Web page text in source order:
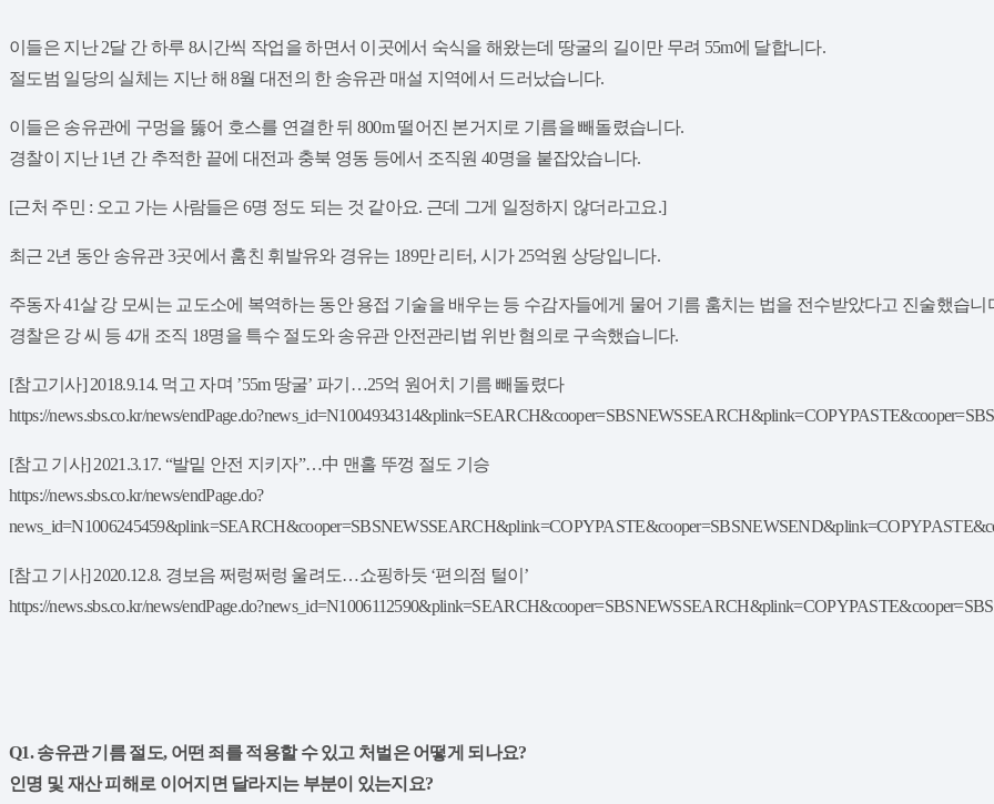
이들은 지난 2달 간 하루 8시간씩 작업을 하면서 이곳에서 숙식을 해왔는데 땅굴의 길이만 무려 55m에 달합니다.
절도범 일당의 실체는 지난 해 8월 대전의 한 송유관 매설 지역에서 드러났습니다.
​이들은 송유관에 구멍을 뚫어 호스를 연결한 뒤 800m 떨어진 본거지로 기름을 빼돌렸습니다.
경찰이 지난 1년 간 추적한 끝에 대전과 충북 영동 등에서 조직원 40명을 붙잡았습니다.
​[근처 주민 : 오고 가는 사람들은 6명 정도 되는 것 같아요. 근데 그게 일정하지 않더라고요.]
​최근 2년 동안 송유관 3곳에서 훔친 휘발유와 경유는 189만 리터, 시가 25억원 상당입니다.
주동자 41살 강 모씨는 교도소에 복역하는 동안 용접 기술을 배우는 등 수감자들에게 물어 기름 훔치는 법을 전수받았다고 진술했습니
경찰은 강 씨 등 4개 조직 18명을 특수 절도와 송유관 안전관리법 위반 혐의로 구속했습니다.
[참고기사] 2018.9.14. 먹고 자며 ’55m 땅굴’ 파기…25억 원어치 기름 빼돌렸다
https://news.sbs.co.kr/news/
[참고 기사] 2021.3.17. “발밑 안전 지키자”…中 맨홀 뚜껑 절도 기승
https://news.sbs.co.kr/news/endPage.do?
[참고 기사] 2020.12.8. 경보음 쩌렁쩌렁 울려도…쇼핑하듯 ‘편의점 털이’
https://news.sbs.co.kr/news/
Q1. 송유관 기름 절도, 어떤 죄를 적용할 수 있고 처벌은 어떻게 되나요?
인명 및 재산 피해로 이어지면 달라지는 부분이 있는지요?